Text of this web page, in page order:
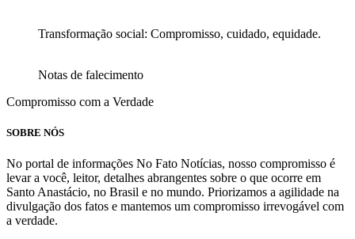
Transformação social: Compromisso, cuidado, equidade.
Notas de falecimento
Compromisso com a Verdade
SOBRE NÓS
No portal de informações No Fato Notícias, nosso compromisso é
levar a você, leitor, detalhes abrangentes sobre o que ocorre em
Santo Anastácio, no Brasil e no mundo. Priorizamos a agilidade na
divulgação dos fatos e mantemos um compromisso irrevogável com
a verdade.